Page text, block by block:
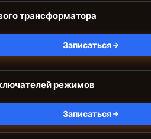
трансформатора
Записаться
режимов
Записаться